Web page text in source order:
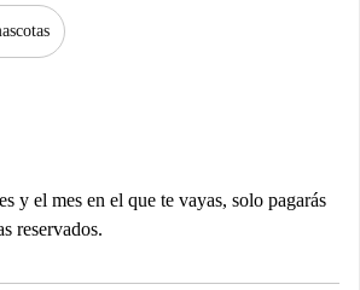
y el mes en el que te vayas, solo pagarás
reservados.